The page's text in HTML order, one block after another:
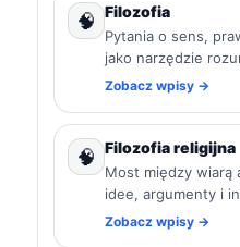
🧠 Filozofia
Pytania o sens,
jako narzędzie
Zobacz wpisy →
🧠 Filozofia religijna
Most między wiarą
idee, argumenty i
Zobacz wpisy →